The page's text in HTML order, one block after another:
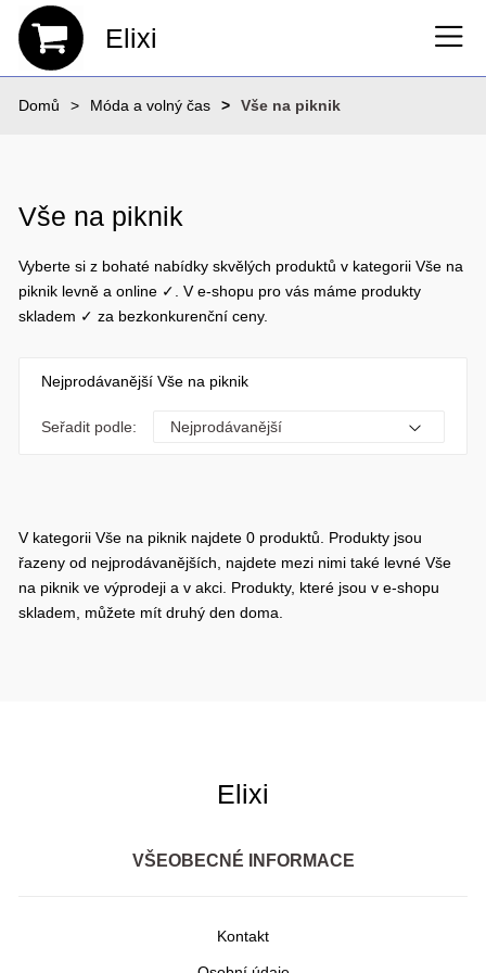
Elixi
Domů Móda a volný čas Vše na piknik
Vše na piknik
Vyberte si z bohaté nabídky skvělých produktů v kategorii Vše na
piknik levně a online ✓. V e-shopu pro vás máme produkty
skladem ✓ za bezkonkurenční ceny.
Nejprodávanější Vše na piknik
Seřadit podle:
V kategorii Vše na piknik najdete 0 produktů. Produkty jsou
řazeny od nejprodávanějších, najdete mezi nimi také levné Vše
na piknik ve výprodeji a v akci. Produkty, které jsou v e-shopu
skladem, můžete mít druhý den doma.
Elixi
VŠEOBECNÉ INFORMACE
Kontakt